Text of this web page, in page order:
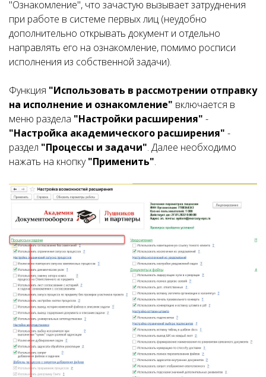
"Ознакомление", что зачастую вызывает затруднения
при работе в системе первых лиц (неудобно
дополнительно открывать документ и отдельно
направлять его на ознакомление, помимо росписи
исполнения из собственной задачи).
Функция "Использовать в рассмотрении отправку
на исполнение и ознакомление" включается в
меню раздела "Настройки расширения" -
"Настройка академического расширения" -
раздел "Процессы и задачи". Далее необходимо
нажать на кнопку"Применить".